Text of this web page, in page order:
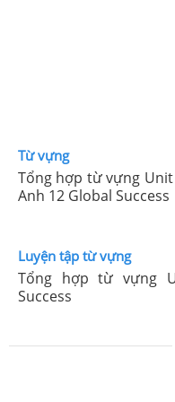
Từ vựng
Tổng hợp từ vựng
Anh 12 Global Success
Luyện tập từ vựng
Tổng hợp từ vựng
Success